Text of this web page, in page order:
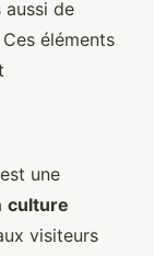
de
Ces éléments
une
culture
visiteurs